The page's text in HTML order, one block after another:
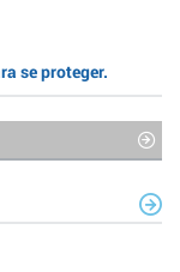
se proteger.